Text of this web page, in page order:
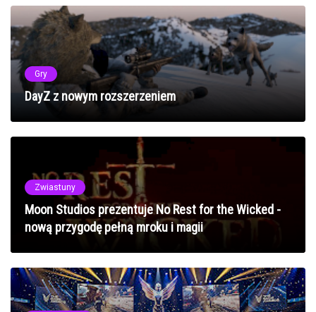
Gry
DayZ z nowym rozszerzeniem
Zwiastuny
Moon Studios prezentuje No Rest for the Wicked -
nową przygodę pełną mroku i magii